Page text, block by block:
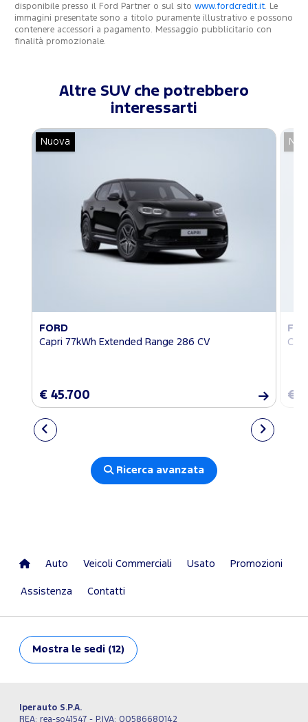
disponibile presso il Ford Partner o sul sito www.fordcredit.it . Le
immagini presentate sono a titolo puramente illustrativo e possono
contenere accessori a pagamento. Messaggio pubblicitario con
finalità promozionale.
Altre SUV che potrebbero
interessarti
Nuova
FORD
Capri 77kWh Extended Range 286 CV
€ 45.700 €
Ricerca avanzata
Auto Veicoli Commerciali Usato Promozioni
Assistenza Contatti
Mostra le sedi (12)
Iperauto S.P.A.
REA: rea-so41547 - P.IVA: 00586680142